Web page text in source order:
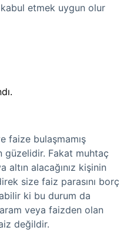
etmek uygun olur
faize bulaşmamış
güzelidir. Fakat muhtaç
alacağınız kişinin
size faiz parasını borç
ki bu durum da
veya faizden olan
değildir.